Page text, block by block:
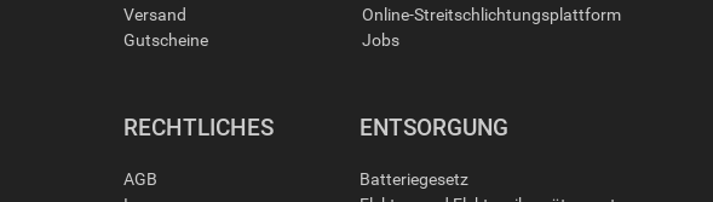
Versand
Gutscheine
Online-Streitschlichtungsplattform
Jobs
RECHTLICHES
AGB
ENTSORGUNG
Batteriegesetz